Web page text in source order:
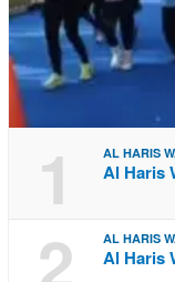
1 AL HARIS
Al Haris
2 AL HARIS
Al Haris